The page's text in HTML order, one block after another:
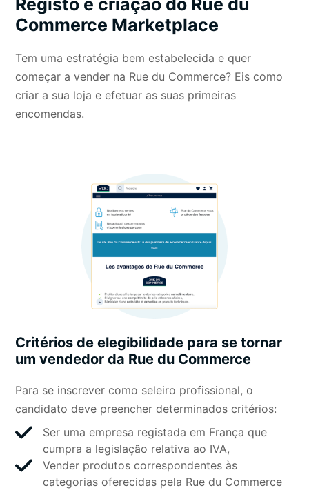
Commerce Marketplace
Tem uma estratégia bem estabelecida e quer
começar a vender na Rue du Commerce? Eis como
criar a sua loja e efetuar as suas primeiras
encomendas.
Critérios de elegibilidade para se tornar
um vendedor da Rue du Commerce
Para se inscrever como seleiro profissional, o
candidato deve preencher determinados critérios:
Ser uma empresa registada em França que
cumpra a legislação relativa ao IVA,
Vender produtos correspondentes às
categorias oferecidas pela Rue du Commerce